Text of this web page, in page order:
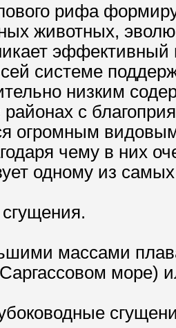
рифа
животных,
системе
низким
с
огромным
чему в них
одному из
массами
Саргассовом